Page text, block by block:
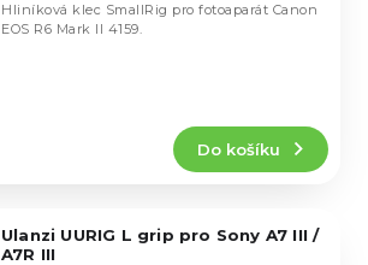
Do košíku
Hliníková klec SmallRig pro fotoaparát Canon
EOS R6 Mark II 4159.
Ulanzi UURIG L grip pro Sony A7 III /
A7R III